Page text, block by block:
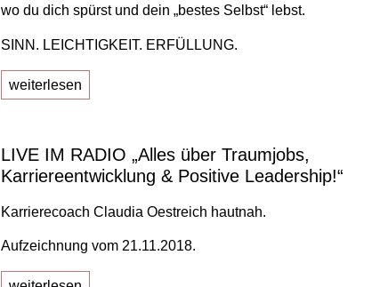
wo du dich spürst und dein „bestes Selbst“ lebst.
SINN. LEICHTIGKEIT. ERFÜLLUNG.
weiterlesen
LIVE IM RADIO „Alles über Traumjobs,
Karriereentwicklung & Positive Leadership!“
Karrierecoach Claudia Oestreich hautnah.
Aufzeichnung vom 21.11.2018.